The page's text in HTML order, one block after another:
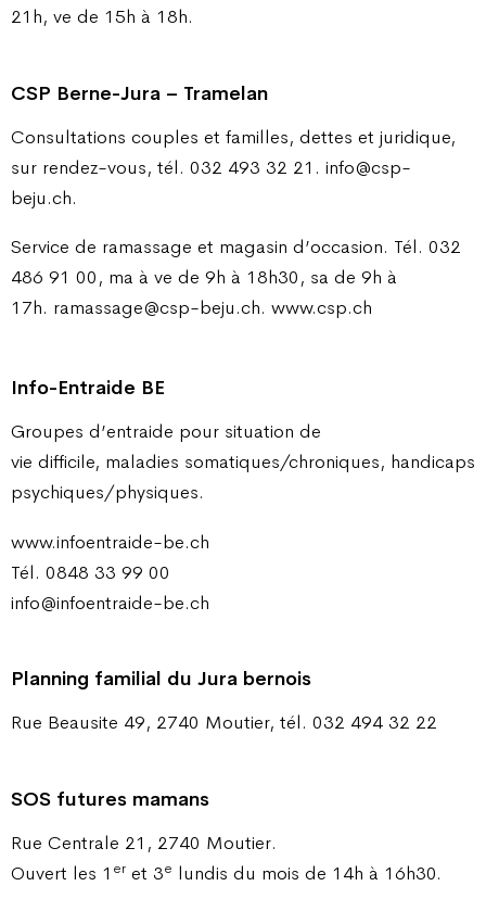
21h, ve de 15h à 18h.
CSP Berne-Jura – Tramelan
Consultations couples et familles, dettes et juridique,
sur rendez-vous, tél. 032 493 32 21. info@csp-
beju.ch.
Service de ramassage et magasin d’occasion. Tél. 032
486 91 00, ma à ve de 9h à 18h30, sa de 9h à
17h. ramassage@csp-beju.ch. www.csp.ch
Info-Entraide BE
Groupes d’entraide pour situation de
vie difficile, maladies somatiques/chroniques, handicaps
psychiques/physiques.
www.infoentraide-be.ch
Tél. 0848 33 99 00
info@infoentraide-be.ch
Planning familial du Jura bernois
Rue Beausite 49, 2740 Moutier, tél. 032 494 32 22
SOS futures mamans
Rue Centrale 21, 2740 Moutier.
Ouvert les 1 er et 3e lundis du mois de 14h à 16h30.